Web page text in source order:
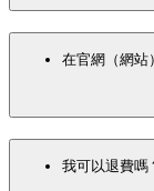
在官網（網站
我可以退費嗎